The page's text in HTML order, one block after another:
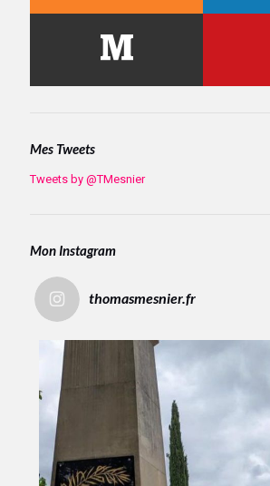
Mes Tweets
Tweets by @TMesnier
Mon Instagram
thomasmesnier.fr